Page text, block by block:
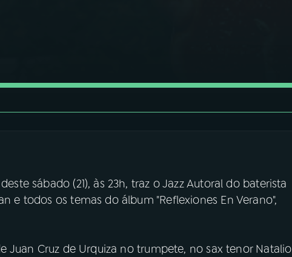
sábado (21), às 23h, traz o Jazz Autoral do baterista
e todos os temas do álbum "Reflexiones En Verano",
Juan Cruz de Urquiza no trumpete, no sax tenor Natalio